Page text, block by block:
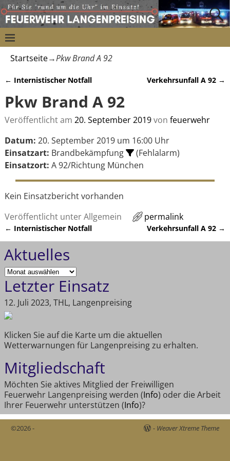
Startseite→Pkw Brand A 92
← Internistischer Notfall Verkehrsunfall A 92 →
Pkw Brand A 92
Veröffentlicht am 20. September 2019von feuerwehr
Datum: 20. September 2019 um 16:00 Uhr
Einsatzart: Brandbekämpfung
(Fehlalarm)
Einsatzort: A 92/Richtung München
Kein Einsatzbericht vorhanden
Veröffentlicht unterAllgemein permalink
Artikelnavigation
← Internistischer Notfall Verkehrsunfall A 92 →
Aktuelles
Letzter Einsatz
12. Juli 2023, THL, Langenpreising
Klicken Sie auf die Karte um die aktuellen
Wetterwarnungen für Langenpreising zu erhalten.
Mitgliedschaft
Möchten Sie aktives Mitglied der Freiwilligen
Feuerwehr Langenpreising werden (Info) oder die Arbeit
Ihrer Feuerwehr unterstützen (Info)?
©2026 - - Weaver Xtreme Theme